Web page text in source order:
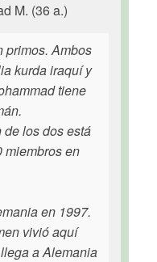
M. (36 a.)
primos. Ambos
kurda iraquí y
tiene
los dos está
miembros en
en 1997.
vivió aquí
a Alemania